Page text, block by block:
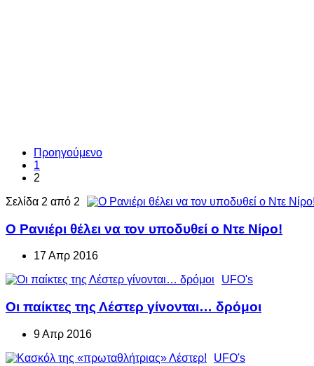
Προηγούμενο
1
2
Σελίδα 2 από 2
Ο Ρανιέρι θέλει να τον υποδυθεί ο Ντε Νίρο!
17 Απρ 2016
UFO's
Οι παίκτες της Λέστερ γίνονται… δρόμοι
9 Απρ 2016
UFO's